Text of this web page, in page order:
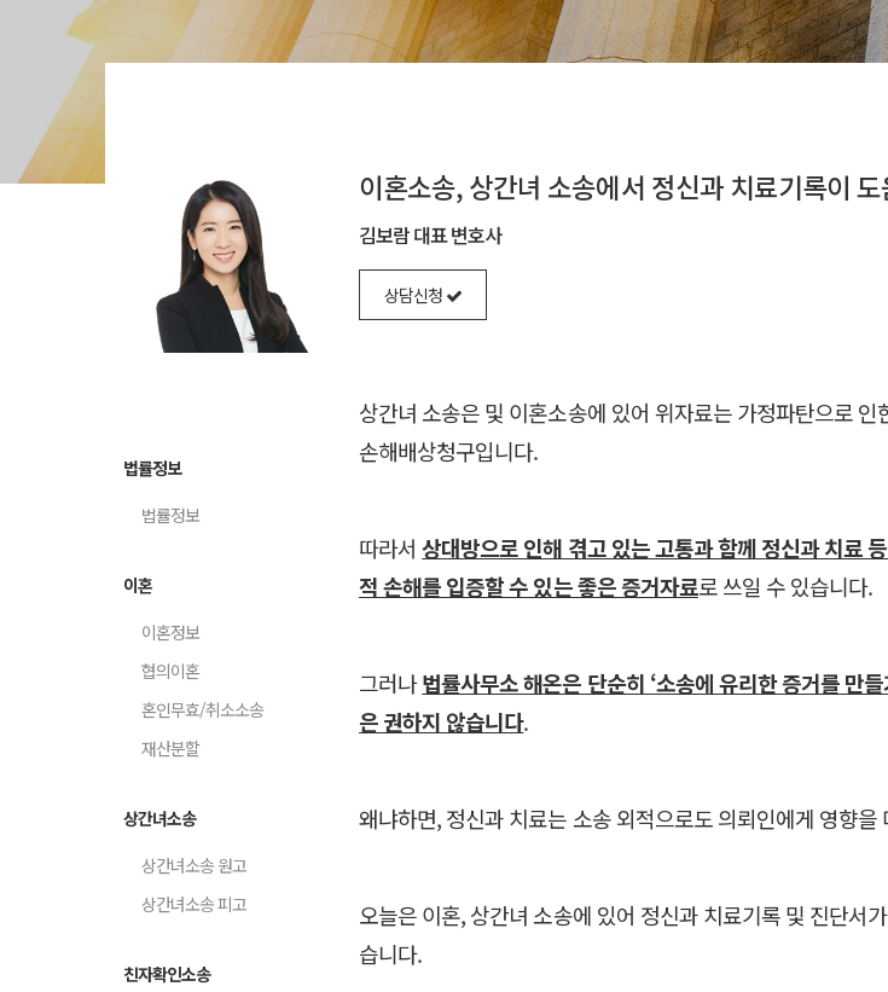
이혼소송, 상간녀 소송에서 정신과 치료기록이
김보람 대표 변호사
상담신청
법률정보
법률정보
이혼
이혼정보
협의이혼
혼인무효/취소소송
재산분할
상간녀소송
상간녀소송 원고
상간녀소송 피고
친자확인소송
상간녀 소송은 및 이혼소송에 있어 위자료는 가정파탄으로
손해배상청구입니다.
따라서상대방으로 인해 겪고 있는 고통과 함께 정신과 치료
적 손해를 입증할 수 있는 좋은 증거자료로 쓰일 수 있습니다.
그러나법률사무소 해온은 단순히 ‘소송에 유리한 증거를 만
은 권하지 않습니다.
왜냐하면, 정신과 치료는 소송 외적으로도 의뢰인에게 영향을
오늘은 이혼, 상간녀 소송에 있어 정신과 치료기록 및 진단서
습니다.